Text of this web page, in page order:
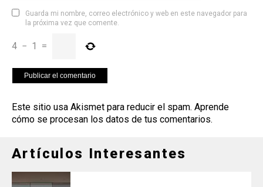
Guarda mi nombre, correo electrónico y web en este navegador para
la próxima vez que comente.
4 − 1 =
Este sitio usa Akismet para reducir el spam. Aprende
cómo se procesan los datos de tus comentarios.
Artículos Interesantes